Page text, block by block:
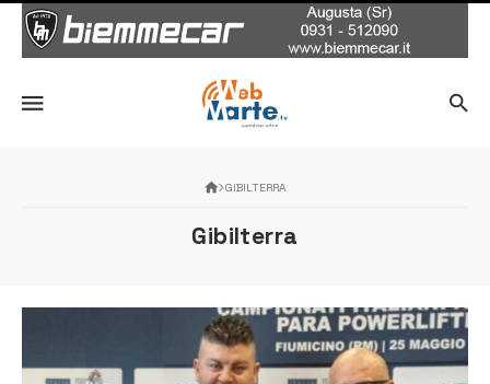
GIBILTERRA
Gibilterra